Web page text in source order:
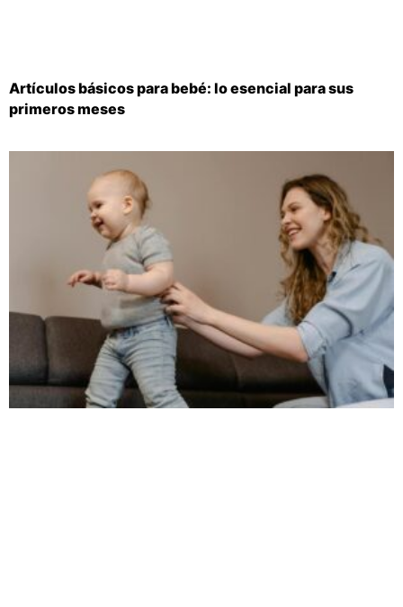
Artículos básicos para bebé: lo esencial para sus
primeros meses